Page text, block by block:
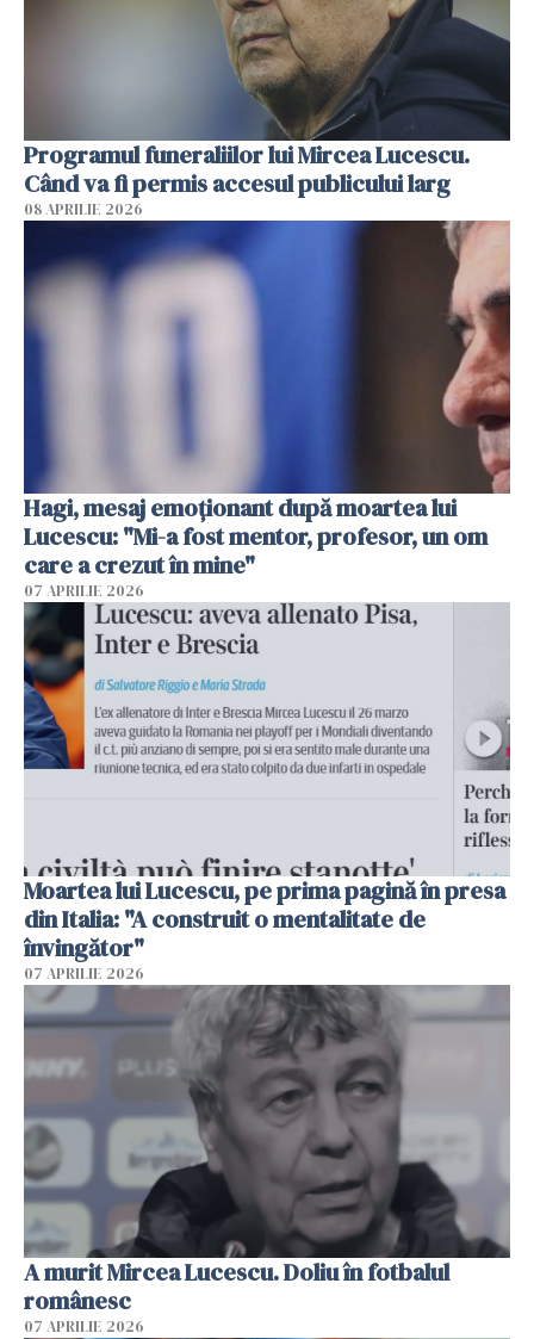
Programul funeraliilor lui Mircea Lucescu.
Când va fi permis accesul publicului larg
08 APRILIE 2026
Hagi, mesaj emoționant după moartea lui
Lucescu: "Mi-a fost mentor, profesor, un om
care a crezut în mine"
07 APRILIE 2026
Moartea lui Lucescu, pe prima pagină în presa
din Italia: "A construit o mentalitate de
învingător"
07 APRILIE 2026
A murit Mircea Lucescu. Doliu în fotbalul
românesc
07 APRILIE 2026